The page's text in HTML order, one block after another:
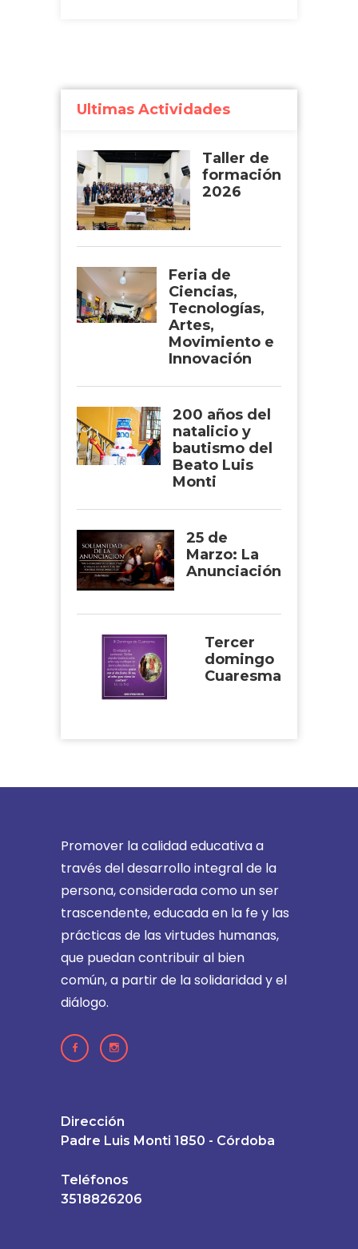
Ultimas Actividades
Taller de
formación
2026
Feria de
Ciencias,
Tecnologías,
Artes,
Movimiento e
Innovación
200 años del
natalicio y
bautismo del
Beato Luis
Monti
25 de
Marzo: La
Anunciación
Tercer
domingo
Cuaresma
Promover la calidad educativa a
través del desarrollo integral de la
persona, considerada como un ser
trascendente, educada en la fe y las
prácticas de las virtudes humanas,
que puedan contribuir al bien
común, a partir de la solidaridad y el
diálogo.
Dirección
Padre Luis Monti 1850 - Córdoba
Teléfonos
3518826206